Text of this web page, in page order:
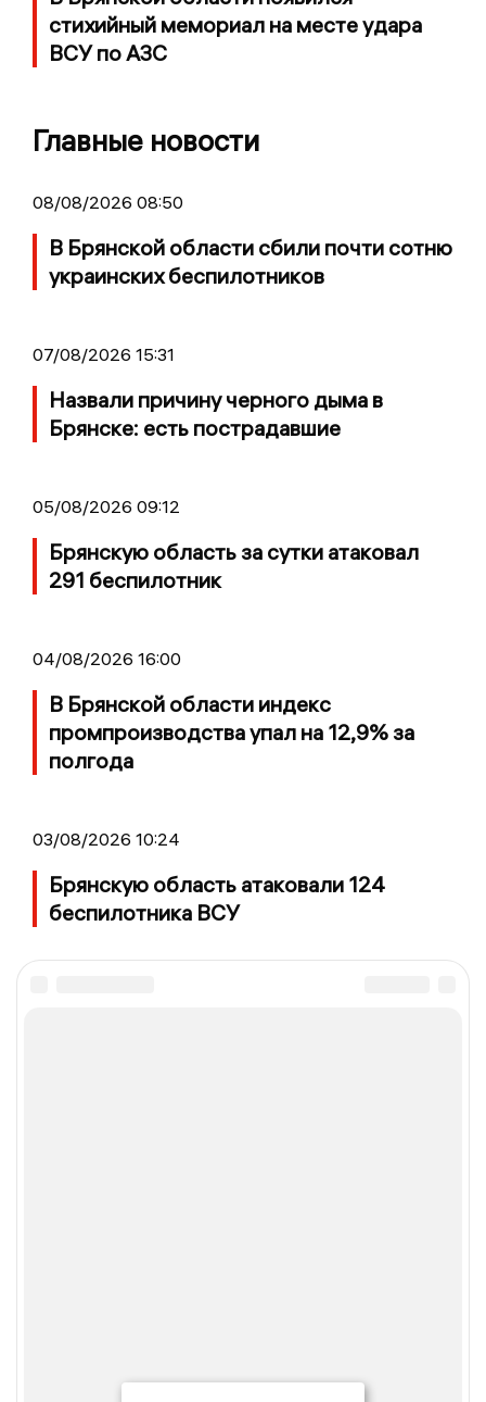
стихийный мемориал на месте удара
ВСУ по АЗС
Главные новости
08/08/2026 08:50
В Брянской области сбили почти сотню
украинских беспилотников
07/08/2026 15:31
Назвали причину черного дыма в
Брянске: есть пострадавшие
05/08/2026 09:12
Брянскую область за сутки атаковал
291 беспилотник
04/08/2026 16:00
В Брянской области индекс
промпроизводства упал на 12,9% за
полгода
03/08/2026 10:24
Брянскую область атаковали 124
беспилотника ВСУ